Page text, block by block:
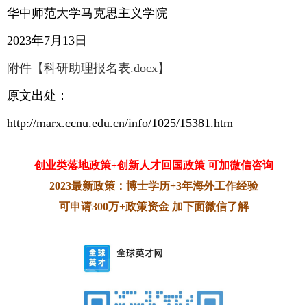
华中师范大学马克思主义学院
2023年7月13日
附件【科研助理报名表.docx】
原文出处：
http://marx.ccnu.edu.cn/info/1025/15381.htm
创业类落地政策+创新人才回国政策 可加微信咨询
2023最新政策：博士学历+3年海外工作经验
可申请300万+政策资金 加下面微信了解